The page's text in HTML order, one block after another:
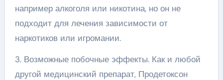
например алкоголя или никотина, но он не
подходит для лечения зависимости от
наркотиков или игромании.
3. Возможные побочные эффекты. Как и любой
другой медицинский препарат, Продетоксон